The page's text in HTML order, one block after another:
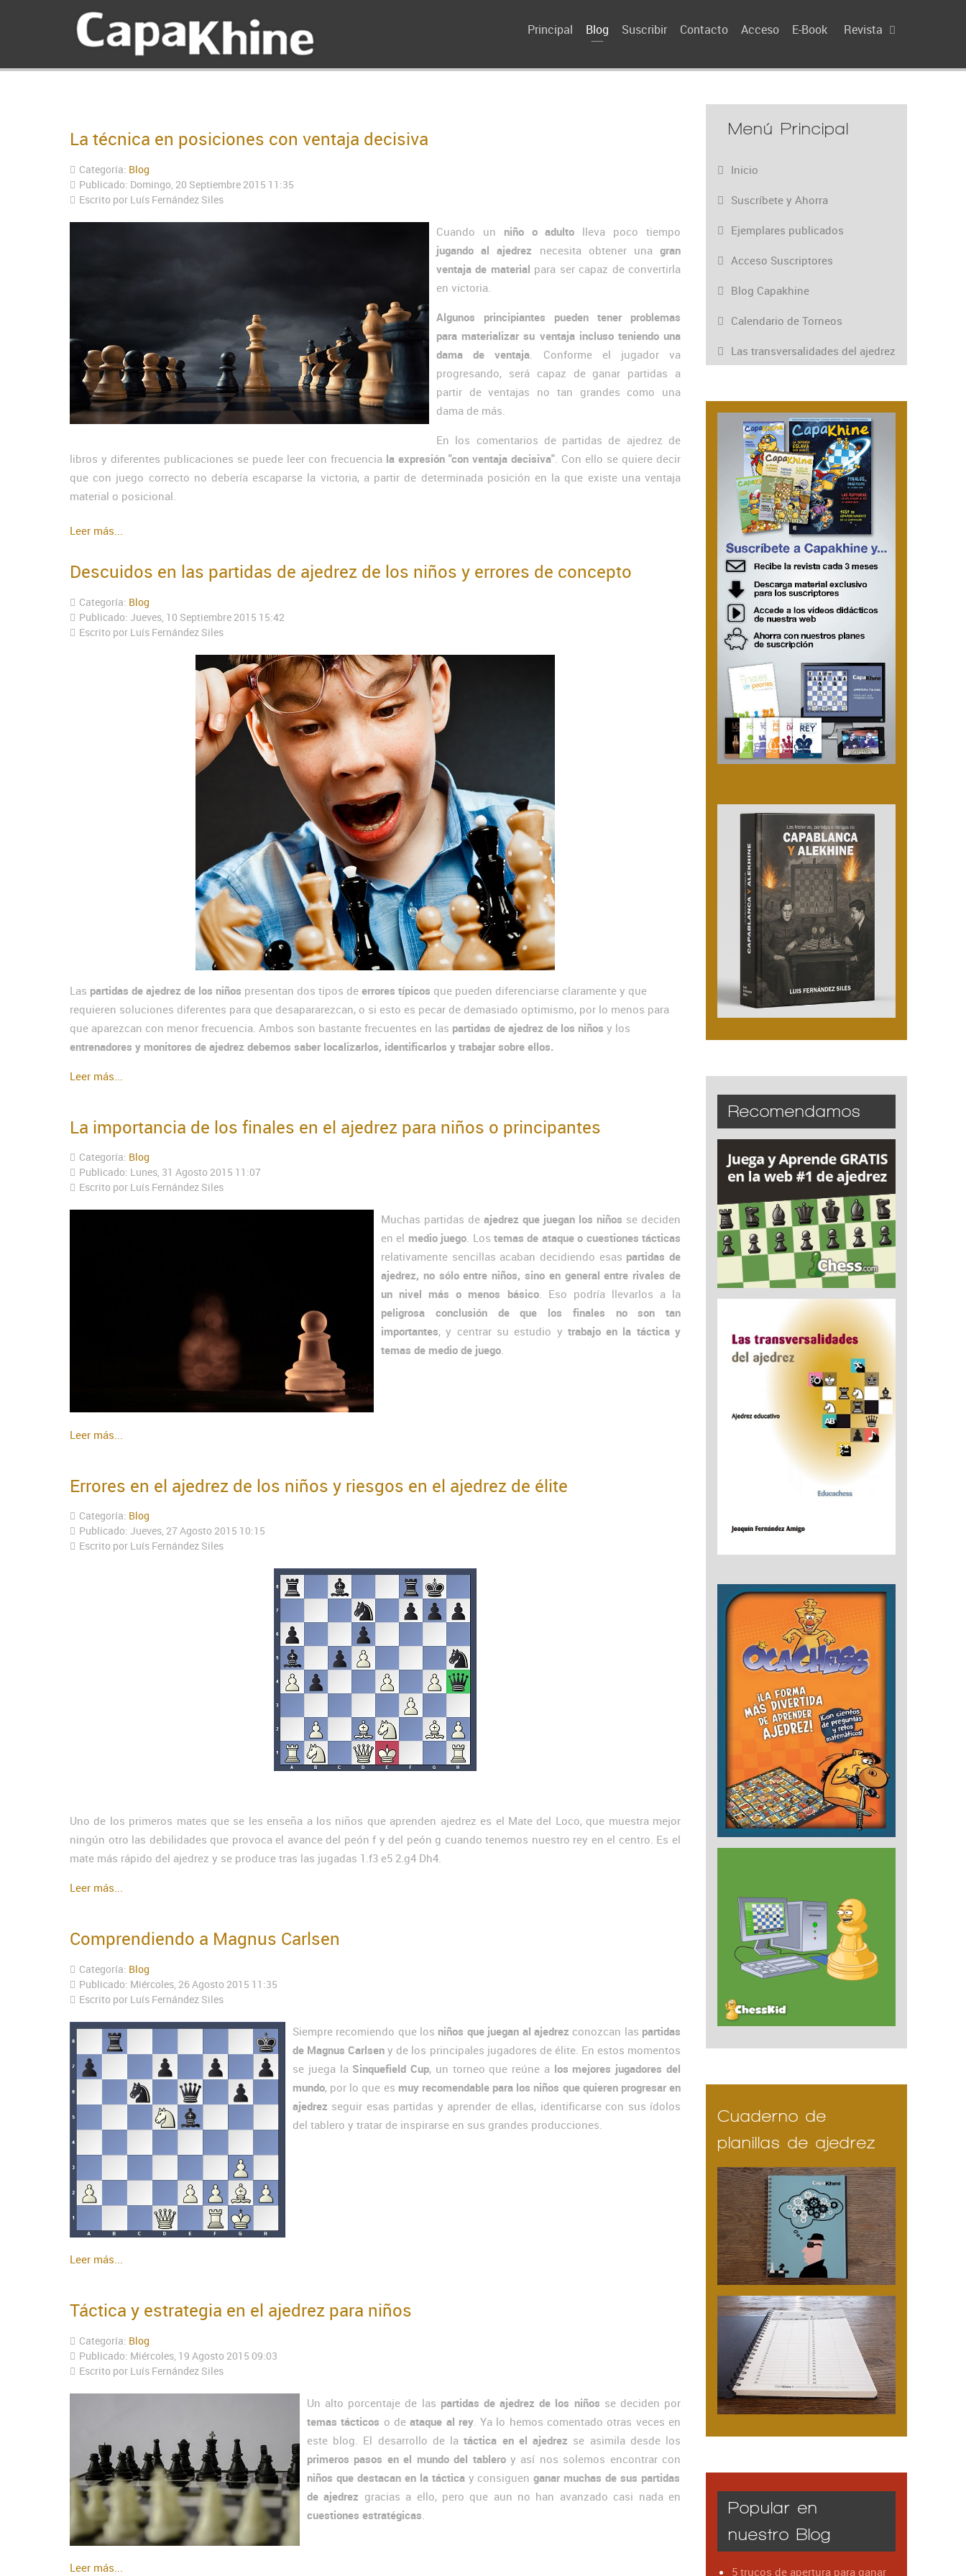
Principal Blog Suscribir Contacto Acceso E-Book Revista
La técnica en posiciones con ventaja decisiva
Categoría: Blog
Publicado: Domingo, 20 Septiembre 2015 11:35
Escrito por Luís Fernández Siles
Cuando un niño o adulto lleva poco tiempo
jugando al ajedrez necesita obtener unagran
ventaja de material para ser capaz de convertirla
en victoria.
Algunos principiantes pueden tener problemas
para materializar su ventaja incluso teniendo una
dama de ventaja . Conforme el jugador va
progresando, será capaz de ganar partidas a
partir de ventajas no tan grandes como una
dama de más.
En los comentarios de partidas de ajedrez de
libros y diferentes publicaciones se puede leer con frecuencia la expresión "con ventaja decisiva" . Con ello se quiere decir
que con juego correcto no debería escaparse la victoria, a partir de determinada posición en la que existe una ventaja
material o posicional.
Leer más...
Descuidos en las partidas de ajedrez de los niños y errores de concepto
Categoría: Blog
Publicado: Jueves, 10 Septiembre 2015 15:42
Escrito por Luís Fernández Siles
Las partidas de ajedrez de los niños presentan dos tipos de errores típicos que pueden diferenciarse claramente y que
requieren soluciones diferentes para que desapararezcan, o si esto es pecar de demasiado optimismo, por lo menos para
que aparezcan con menor frecuencia. Ambos son bastante frecuentes en las partidas de ajedrez de los niños y los
entrenadores y monitores de ajedrez debemos saber localizarlos, identificarlos y trabajar sobre ellos.
Leer más...
La importancia de los finales en el ajedrez para niños o principantes
Categoría: Blog
Publicado: Lunes, 31 Agosto 2015 11:07
Escrito por Luís Fernández Siles
Muchas partidas de ajedrez que juegan los niños se deciden
en el medio juego. Lostemas de ataque o cuestiones tácticas
relativamente sencillas acaban decidiendo esas partidas de
ajedrez, no sólo entre niños, sino en general entre rivales de
un nivel más o menos básico. Eso podría llevarlos a la
peligrosa conclusión de que los finales no son tan
importantes, y centrar su estudio y trabajo en la táctica y
temas de medio de juego.
Leer más...
Errores en el ajedrez de los niños y riesgos en el ajedrez de élite
Categoría: Blog
Publicado: Jueves, 27 Agosto 2015 10:15
Escrito por Luís Fernández Siles
Uno de los primeros mates que se les enseña a los niños que aprenden ajedrez es el Mate del Loco, que muestra mejor
ningún otro las debilidades que provoca el avance del peón f y del peón g cuando tenemos nuestro rey en el centro. Es el
mate más rápido del ajedrez y se produce tras las jugadas 1.f3 e5 2.g4 Dh4.
Leer más...
Comprendiendo a Magnus Carlsen
Categoría: Blog
Publicado: Miércoles, 26 Agosto 2015 11:35
Escrito por Luís Fernández Siles
Siempre recomiendo que los niños que juegan al ajedrez conozcan las partidas
de Magnus Carlsen y de los principales jugadores de élite. En estos momentos
se juega la Sinquefield Cup, un torneo que reúne a los mejores jugadores del
mundo, por lo que es muy recomendable para los niños que quieren progresar en
ajedrez seguir esas partidas y aprender de ellas, identificarse con sus ídolos
del tablero y tratar de inspirarse en sus grandes producciones.
Leer más...
Táctica y estrategia en el ajedrez para niños
Categoría: Blog
Publicado: Miércoles, 19 Agosto 2015 09:03
Escrito por Luís Fernández Siles
Un alto porcentaje de las partidas de ajedrez de los niños se deciden por
temas tácticos o deataque al rey. Ya lo hemos comentado otras veces en
este blog. El desarrollo de latáctica en el ajedrez se asimila desde los
primeros pasos en el mundo del tableroy así nos solemos encontrar con
niños que destacan en la tácticay consiguenganar muchas de sus partidas
de ajedrez gracias a ello, pero que aun no han avanzado casi nada en
cuestiones estratégicas
Leer más...
Menú Principal
Inicio
Suscríbete y Ahorra
Ejemplares publicados
Acceso Suscriptores
Blog Capakhine
Calendario de Torneos
Las transversalidades del ajedrez
Recomendamos
Cuaderno de
planillas de ajedrez
Popular en
nuestro Blog
5 trucos de apertura para ganar